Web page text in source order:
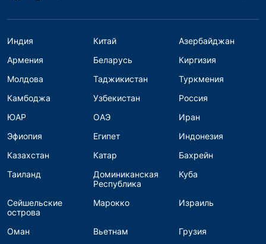
Индия Китай
Азербайджан
Армения
Беларусь
Киргизия
Молдова
Таджикистан
Туркмения
Камбоджа
Узбекистан
Россия
ЮАР
ОАЭ
Иран
Эфиопия
Египет
Индонезия
Казахстан
Катар
Бахрейн
Таиланд
Доминиканская
Республика
Куба
Сейшельские
острова
Марокко Израиль
Оман Вьетнам
Грузия